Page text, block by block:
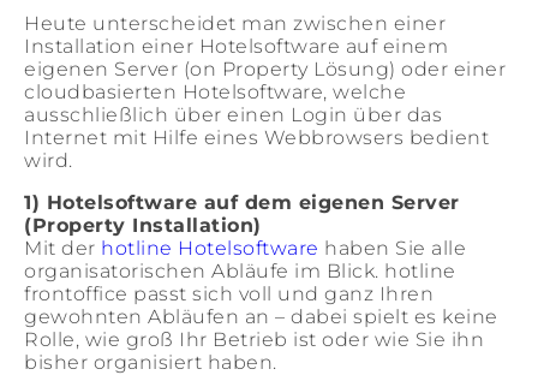
Heute unterscheidet man zwischen einer
Installation einer Hotelsoftware auf einem
eigenen Server (on Property Lösung) oder einer
cloudbasierten Hotelsoftware, welche
ausschließlich über einen Login über das
Internet mit Hilfe eines Webbrowsers bedient
wird.
1) Hotelsoftware auf dem eigenen Server
(Property Installation)
Mit der hotline Hotelsoftware haben Sie alle
organisatorischen Abläufe im Blick. hotline
frontoffice passt sich voll und ganz Ihren
gewohnten Abläufen an – dabei spielt es keine
Rolle, wie groß Ihr Betrieb ist oder wie Sie ihn
bisher organisiert haben.